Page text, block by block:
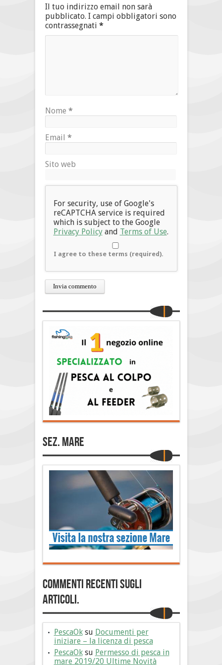
Il tuo indirizzo email non sarà
pubblicato. I campi obbligatori sono
contrassegnati *
Nome *
Email *
Sito web
For security, use of Google's
reCAPTCHA service is required
which is subject to the Google
Privacy Policyand Terms of Use.
I agree to these terms (required).
Sez. Mare
Commenti Recenti sugli
articoli.
PescaOksu Documenti per
iniziare – la licenza di pesca
PescaOksu Permesso di pesca in
mare 2019/20 Ultime Novità